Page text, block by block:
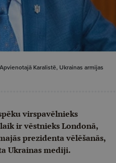
Karalistē, Ukrainas armijas
virspavēlnieks
ir vēstnieks Londonā,
prezidenta vēlēšanās,
Ukrainas mediji.